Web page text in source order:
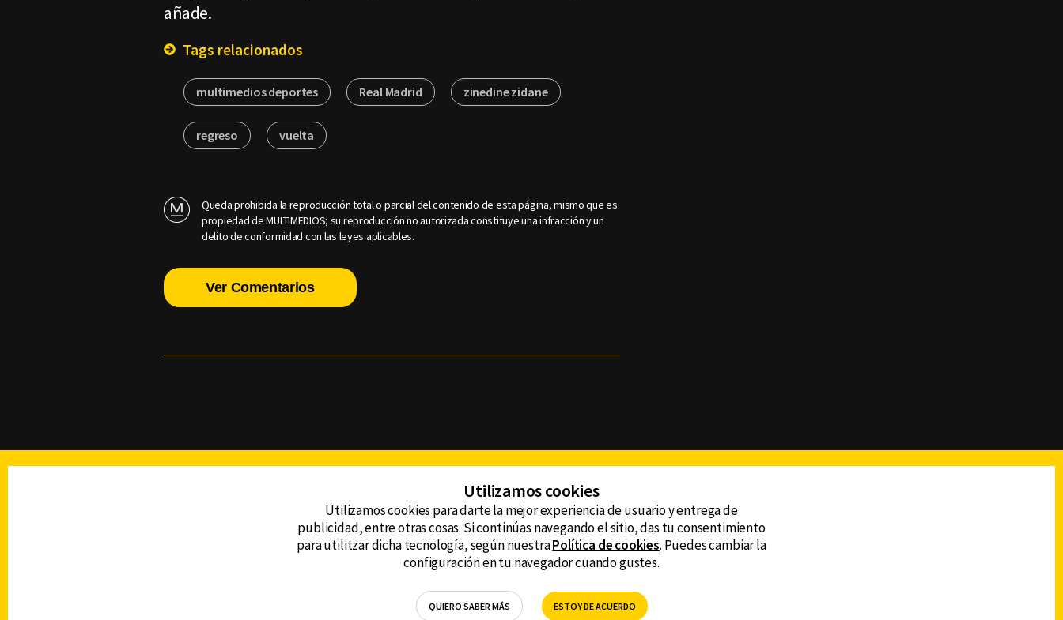
añade.
Tags relacionados
multimedios deportes Real Madrid zinedine zidane
regreso vuelta
Queda prohibida la reproducción total o parcial del contenido de esta página, mismo que es
propiedad de MULTIMEDIOS; su reproducción no autorizada constituye una infracción y un
delito de conformidad con las leyes aplicables.
Ver Comentarios
DERECHOS RESERVADOS © CANAL 6 2026
Prohibida la reproducción total o parcial, incluyendo
CONTACTO
AVISO DE PRIVACIDAD
AVISO LEGAL
DEFENSORÍA DE LAS AUDIENCIAS
Utilizamos cookies
Utilizamos cookies para darte la mejor experiencia de usuario y entrega de
publicidad, entre otras cosas. Si continúas navegando el sitio, das tu consentimiento
para utilitzar dicha tecnología, según nuestraPolítica de cookies. Puedes cambiar la
configuración en tu navegador cuando gustes.
QUIERO SABER MÁS ESTOY DE ACUERDO